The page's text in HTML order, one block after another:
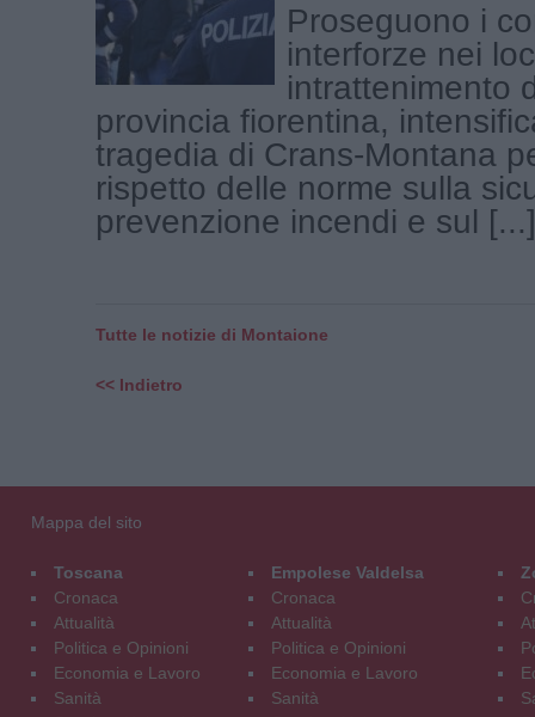
Proseguono i
interforze nei
intrattenimento
provincia fiorentina,
tragedia di Crans-Montana
rispetto delle norme sulla
prevenzione incendi e sul [...]
Tutte le notizie di Montaione
<< Indietro
Mappa del sito
Toscana
Cronaca
Attualità
Politica e Opinioni
Economia e Lavoro
Sanità
Empolese Valdelsa
Cronaca
Attualità
Politica e Opinioni
Economia e Lavoro
Sanità